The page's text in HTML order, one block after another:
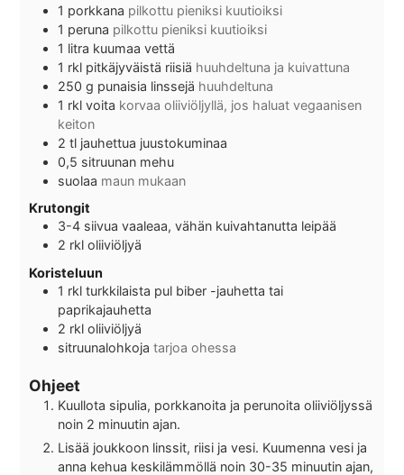
1 porkkana pilkottu pieniksi kuutioiksi
1 peruna pilkottu pieniksi kuutioiksi
1 litra kuumaa vettä
1 rkl pitkäjyväistä riisiä huuhdeltuna ja kuivattuna
250 g punaisia linssejä huuhdeltuna
1 rkl voita korvaa oliiviöljyllä, jos haluat vegaanisen
keiton
2 tl jauhettua juustokuminaa
0,5 sitruunan mehu
suolaa maun mukaan
Krutongit
3-4 siivua vaaleaa, vähän kuivahtanutta leipää
2 rkl oliiviöljyä
Koristeluun
1 rkl turkkilaista pul biber -jauhetta tai
paprikajauhetta
2 rkl oliiviöljyä
sitruunalohkoja tarjoa ohessa
Ohjeet
Kuullota sipulia, porkkanoita ja perunoita oliiviöljyssä
noin 2 minuutin ajan.
Lisää joukkoon linssit, riisi ja vesi. Kuumenna vesi ja
anna kehua keskilämmöllä noin 30-35 minuutin ajan,